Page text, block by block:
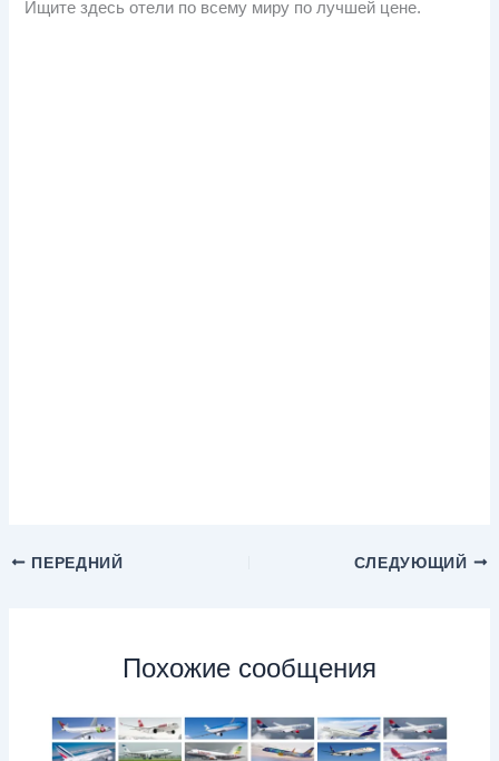
Ищите здесь отели по всему миру по лучшей цене.
ПЕРЕДНИЙ СЛЕДУЮЩИЙ
Похожие сообщения